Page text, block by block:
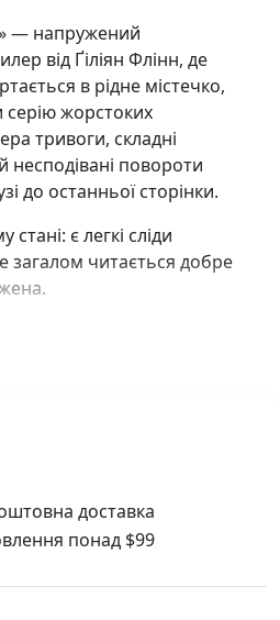
— напружений
від Ґіліян Флінн, де
в рідне містечко,
серію жорстоких
тривоги, складні
несподівані повороти
до останньої сторінки.
є легкі сліди
загалом читається добре
доставка
понад $99